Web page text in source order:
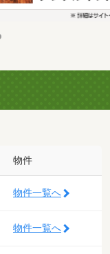
物件
物件一覧へ
物件一覧へ